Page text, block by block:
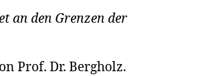
an den Grenzen der
Prof. Dr. Bergholz.